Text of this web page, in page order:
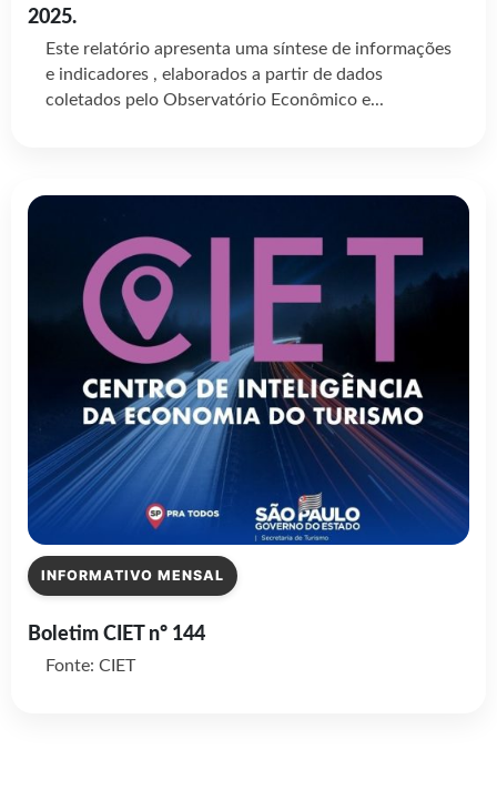
2025.
Este relatório apresenta uma síntese de informações
e indicadores , elaborados a partir de dados
coletados pelo Observatório Econômico e...
INFORMATIVO MENSAL
Boletim CIET nº 144
Fonte: CIET